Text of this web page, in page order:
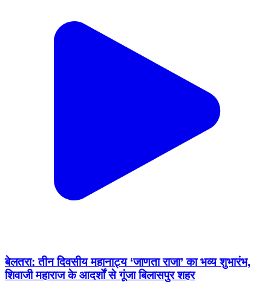
बेलतरा: तीन दिवसीय महानाट्य ‘जाणता राजा’ का भव्य शुभारंभ,
शिवाजी महाराज के आदर्शों से गूंजा बिलासपुर शहर